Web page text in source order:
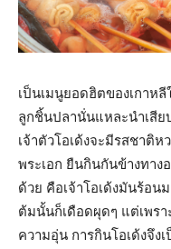
เป็นเมนูยอดฮิตของเกาห
ลูกชิ้นปลานั่นแหละนำเสีย
เจ้าตัวโอเด้งจะมีรสชาติห
พระเอก ยืนกินกันข้างทาง
ด้วย คือเจ้าโอเด้งมันร้อน
ต้มนั้นก็เดือดผุดๆ แต่เพร
ความอุ่น การกินโอเด้งจึง